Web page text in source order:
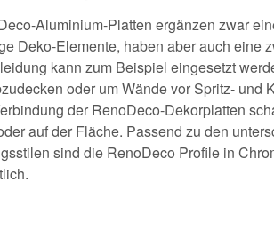
Aluminium-Platten ergänzen zwar
Deko-Elemente, haben aber auch eine
kann zum Beispiel eingesetzt
oder um Wände vor Spritz- und
der RenoDeco-Dekorplatten
auf der Fläche. Passend zu den
sind die RenoDeco Profile in